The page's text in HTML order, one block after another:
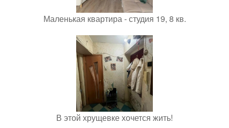
Маленькая квартира - студия 19, 8 кв.
В этой хрущевке хочется жить!